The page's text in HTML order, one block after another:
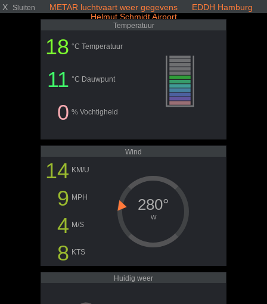
X Sluiten
METAR luchtvaart weer gegevens EDDH Hamburg
Helmut Schmidt Airport
Temperatuur
18 °C Temperatuur
11 °C Dauwpunt
0 % Vochtigheid
Wind
14 KM/U
9 MPH
4 M/S
8 KTS
280°
W
Huidig weer